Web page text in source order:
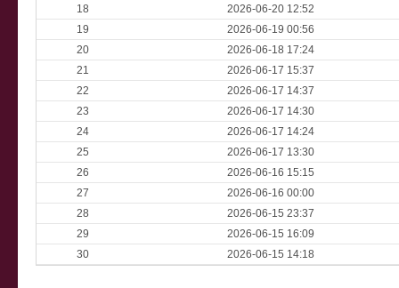
18
2026-06-20 12:52
19
2026-06-19 00:56
20
2026-06-18 17:24
21
2026-06-17 15:37
22
2026-06-17 14:37
23
2026-06-17 14:30
24
2026-06-17 14:24
25
2026-06-17 13:30
26
2026-06-16 15:15
27
2026-06-16 00:00
28
2026-06-15 23:37
29
2026-06-15 16:09
30
2026-06-15 14:18